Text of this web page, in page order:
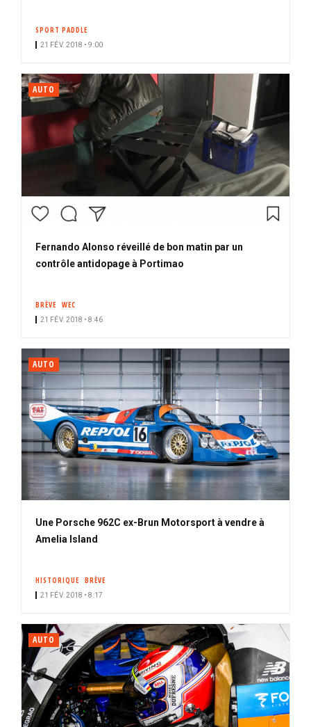
SPORT PADDLE
21 FÉV. 2018 • 9:00
AUTO
Fernando Alonso réveillé de bon matin par un
contrôle antidopage à Portimao
BRÈVE WEC
21 FÉV. 2018 • 8:46
AUTO
Une Porsche 962C ex-Brun Motorsport à vendre à
Amelia Island
HISTORIQUE BRÈVE
21 FÉV. 2018 • 8:17
AUTO